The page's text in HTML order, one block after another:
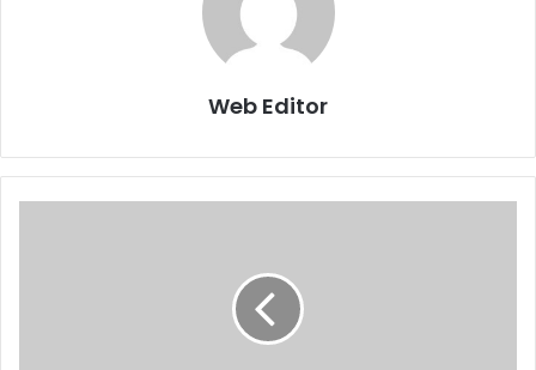
Web Editor